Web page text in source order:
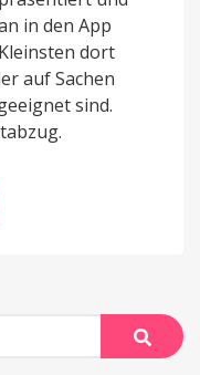
in den App
dort
auf Sachen
sind.
Suche